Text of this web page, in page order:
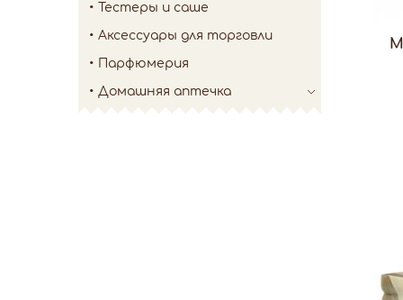
Тестеры и саше
Аксессуары для торговли
Парфюмерия
Домашняя аптечка